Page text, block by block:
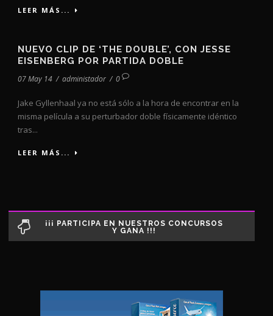
LEER MÁS...
NUEVO CLIP DE ‘THE DOUBLE’, CON JESSE
EISENBERG POR PARTIDA DOBLE
07 May 14 / administador / 0
Jake Gyllenhaal ya no está sólo a la hora de encontrar en la
misma película a su perturbador doble físicamente idéntico
tras...
LEER MÁS...
¡¡¡ PARTICIPA EN NUESTROS CONCURSOS
Y GANA !!!